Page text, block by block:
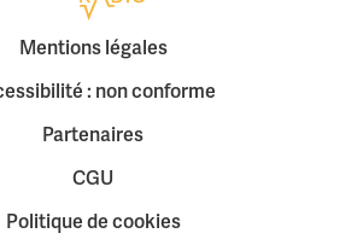
Retour à la page d'accueil
Mentions légales
: non conforme
Partenaires
CGU
Politique de cookies